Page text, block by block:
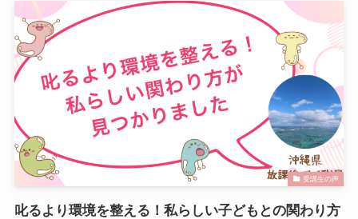
受講生の声
叱るより環境を整える！私らしい子どもとの関わり方